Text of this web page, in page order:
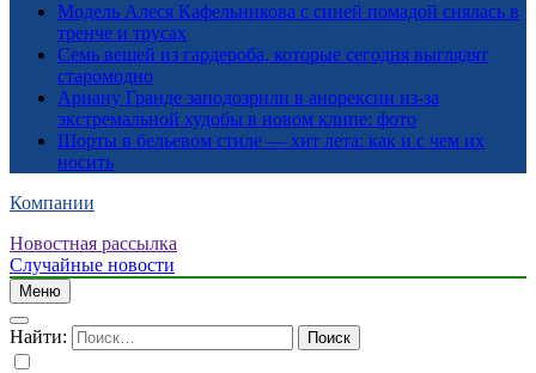
Модель Алеся Кафельникова с синей помадой снялась в
тренче и трусах
Семь вещей из гардероба, которые сегодня выглядят
старомодно
Ариану Гранде заподозрили в анорексии из-за
экстремальной худобы в новом клипе: фото
Шорты в бельевом стиле — хит лета: как и с чем их
носить
Компании
Новостная рассылка
Случайные новости
Меню
Найти: